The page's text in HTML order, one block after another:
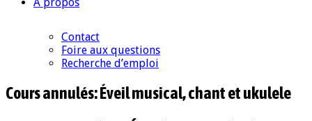
Contact
Foire aux questions
Recherche d’emploi
Cours annulés: Éveil musical, chant et ukulele